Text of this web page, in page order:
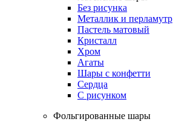
Без рисунка
Металлик и перламутр
Пастель матовый
Кристалл
Хром
Агаты
Шары с конфетти
Сердца
С рисунком
Фольгированные шары